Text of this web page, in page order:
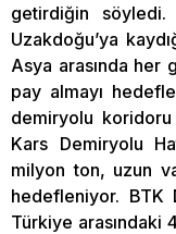
getirdiğin
Uzakdoğu’ya
Asya arasında her
pay almayı
demiryolu
Kars Demiryolu
milyon ton, uzun
hedefleniyor. BTK
Türkiye arasındaki